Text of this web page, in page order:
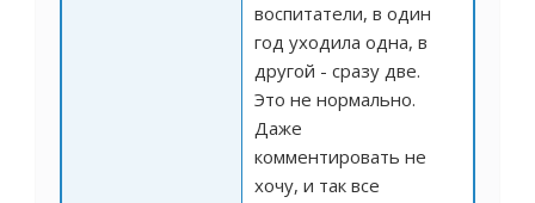
воспитатели, в один
год уходила одна, в
другой - сразу две.
Это не нормально.
Даже
комментировать не
хочу, и так все